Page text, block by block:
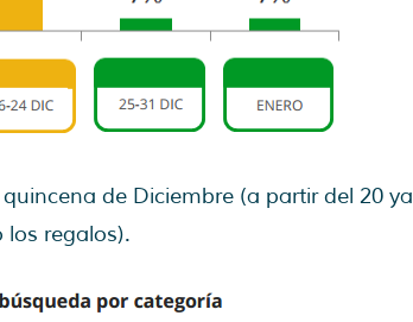
de Diciembre (a partir del 20 ya
los regalos).